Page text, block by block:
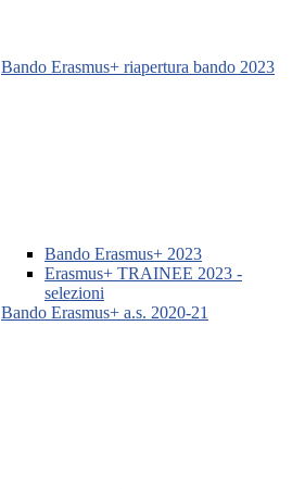
Bando Erasmus+ riapertura bando 2023
Bando Erasmus+ 2023
Erasmus+ TRAINEE 2023 -
selezioni
Bando Erasmus+ a.s. 2020-21